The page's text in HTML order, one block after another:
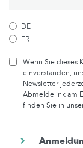
DE
FR
Wenn Sie dieses
einverstanden,
Newsletter
Abmeldelink am
finden Sie in